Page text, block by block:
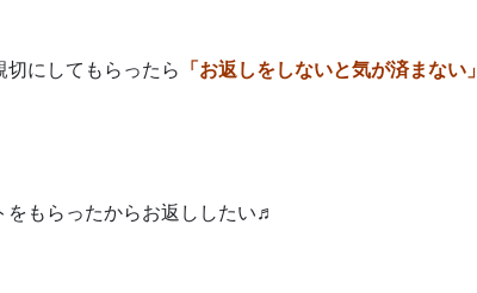
切にしてもらったら 「お返しをしないと気が済まない」
をもらったからお返ししたい♬